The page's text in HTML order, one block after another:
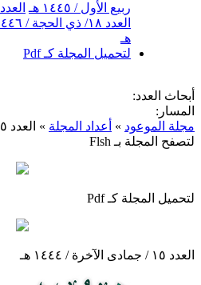
ربيع الأول / ١٤٤٥ هـ
العدد ١٧ / محرم الحرام / ١٤٤٦ هـ
العدد ١٨/ ذي الحجة / ١٤٤٦ هـ
هـ
لتحميل المجلة كـ Pdf
أبحاث العدد:
المسار:
مجلة الموعود » أعداد المجلة » العدد ١٥ / جمادى الآخرة / ١٤٤٤ هـ
لتصفح المجلة بـ Flsh
لتحميل المجلة كـ Pdf
العدد ١٥ / جمادى الآخرة / ١٤٤٤ هـ